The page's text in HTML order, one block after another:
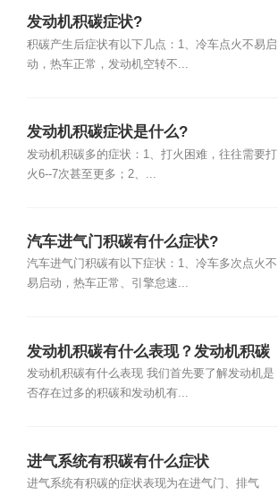
发动机积碳症状?
积碳产生后症状有以下几点：1、冷车点火不易启
动，热车正常，发动机空转不...
发动机积碳症状是什么?
发动机积碳多的症状：1、打火困难，往往需要打
火6--7次甚至更多；2、...
汽车进气门积碳有什么症状?
汽车进气门积碳有以下症状：1、冷车多次点火不
易启动，热车正常、引擎怠速...
发动机积碳有什么表现？发动机积碳
如何清洗？
发动机积碳有什么表现 我们首先要了解发动机是
否存在过多的积碳和发动机有...
进气系统有积碳有什么症状
进气系统有积碳的症状表现为在进气门、排气